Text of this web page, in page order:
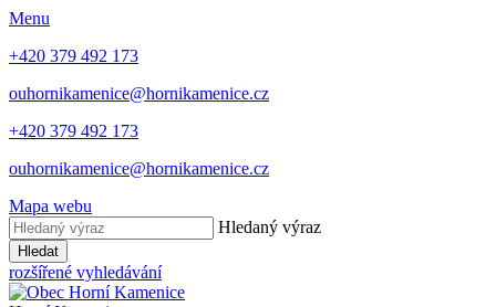
Menu
+420 379 492 173
ouhornikamenice@hornikamenice.cz
+420 379 492 173
ouhornikamenice@hornikamenice.cz
Mapa webu
Hledaný výraz
Hledat
rozšířené vyhledávání